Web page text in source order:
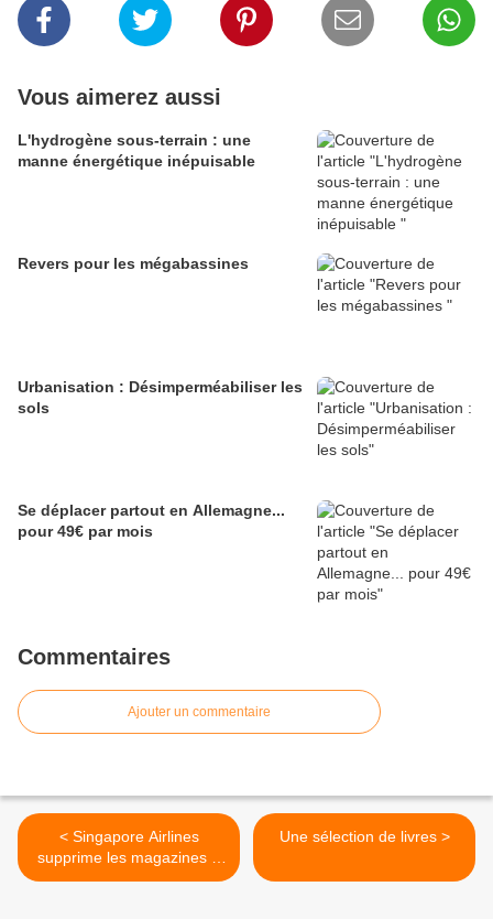
Vous aimerez aussi
L'hydrogène sous-terrain : une
manne énergétique inépuisable
Revers pour les mégabassines
Urbanisation : Désimperméabiliser les
sols
Se déplacer partout en Allemagne...
pour 49€ par mois
Commentaires
Ajouter un commentaire
< Singapore Airlines
supprime les magazines à
bord
Une sélection de livres >